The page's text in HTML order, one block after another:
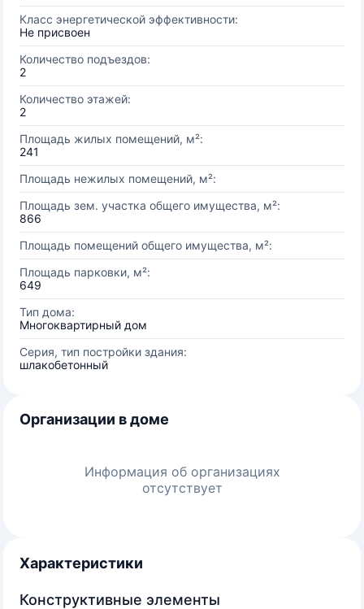
Класс энергетической эффективности:
Не присвоен
Количество подъездов:
2
Количество этажей:
2
Площадь жилых помещений, м²:
241
Площадь нежилых помещений, м²:
Площадь зем. участка общего имущества, м²:
866
Площадь помещений общего имущества, м²:
Площадь парковки, м²:
649
Тип дома:
Многоквартирный дом
Серия, тип постройки здания:
шлакобетонный
Организации в доме
Информация об организациях
отсутствует
Характеристики
Конструктивные элементы